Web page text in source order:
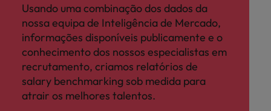
Usando uma combinação dos dados da
nossa equipa de Inteligência de Mercado,
informações disponíveis publicamente e o
conhecimento dos nossos especialistas em
recrutamento, criamos relatórios de
salary benchmarking sob medida para
atrair os melhores talentos.